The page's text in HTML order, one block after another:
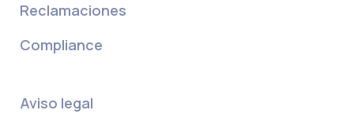
Reclamaciones
Compliance
Aviso legal